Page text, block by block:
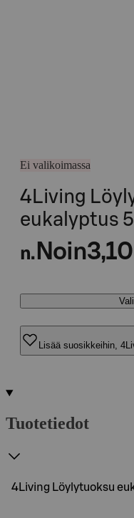
Ei valikoimassa
4Living
eukalyptus
n. Noin
Lisää suosikkeihin,
Tuotetiedot
4Living Löylytuoksu